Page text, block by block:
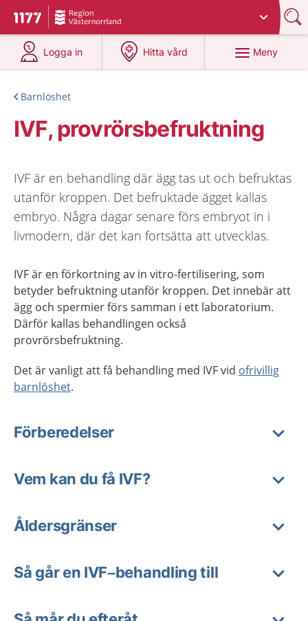
Till startsidan för 1177
Du har valt region
Logga in
på 1177.se
Hitta vård
på 1177.se
Meny
Barnlöshet
IVF, provrörsbefruktning
IVF är en behandling där ägg tas ut och befruktas
utanför kroppen. Det befruktade ägget kallas
embryo. Några dagar senare förs embryot in i
livmodern, där det kan fortsätta att utvecklas.
IVF är en förkortning av in vitro-fertilisering, som
betyder befruktning utanför kroppen. Det innebär att
ägg och spermier förs samman i ett laboratorium.
Därför kallas behandlingen också
provrörsbefruktning.
Det är vanligt att få behandling med IVF vid ofrivillig
barnlöshet.
Förberedelser
Vem kan du få IVF?
Åldersgränser
Så går en IVF–behandling till